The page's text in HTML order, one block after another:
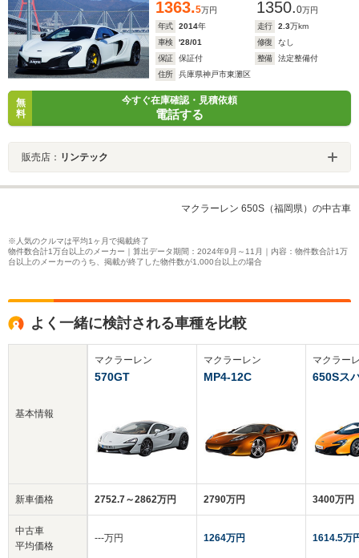
1363.5万円 1350.0万円
年式
2014年 走行 2.3万km
車検
'28/01 修復
なし
保証
保証付 整備
法定整備付
住所
兵庫県神戸市東灘区
無
料
今すぐ在庫確認・見積依頼
電話する
販売店： リンテック
マクラーレン 650S（福岡県）の中古車
※人気のクルマは平均1ヶ月で掲載終了
物件数合計1万台以上のメーカー｜算出データ期間：2024年9月～11月｜内容：物件数合計1万
台以上のメーカーのうち、掲載が終了した物件数が1,000台以上の場合
よく一緒に検討される車種を比較
基本情報
新車価格
中古車
平均価格
マクラーレン
570GT
2752.7～2862万円
‐‐‐万円
マクラーレン
MP4-12C
2790万円
1264万円
マクラー
650Sス
3400万円
1614.5万